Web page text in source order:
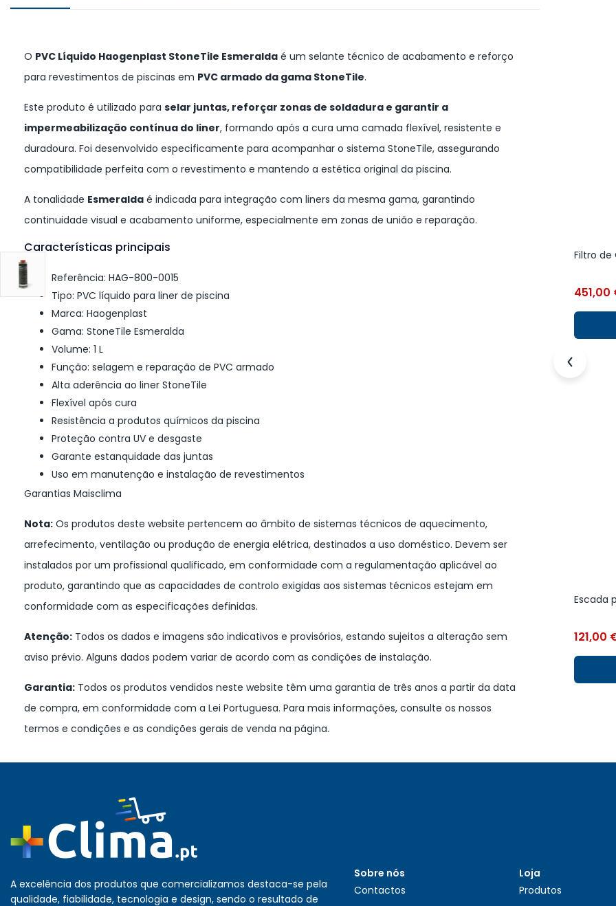
O PVC Líquido Haogenplast StoneTile Esmeralda é um selante técnico de acabamento e reforço
para revestimentos de piscinas em PVC armado da gama StoneTile.
Este produto é utilizado para selar juntas, reforçar zonas de soldadura e garantir a
impermeabilização contínua do liner, formando após a cura uma camada flexível, resistente e
duradoura. Foi desenvolvido especificamente para acompanhar o sistema StoneTile, assegurando
compatibilidade perfeita com o revestimento e mantendo a estética original da piscina.
A tonalidade Esmeralda é indicada para integração com liners da mesma gama, garantindo
continuidade visual e acabamento uniforme, especialmente em zonas de união e reparação.
Características principais
Referência: HAG-800-0015
Tipo: PVC líquido para liner de piscina
Marca: Haogenplast
Gama: StoneTile Esmeralda
Volume: 1 L
Função: selagem e reparação de PVC armado
Alta aderência ao liner StoneTile
Flexível após cura
Resistência a produtos químicos da piscina
Proteção contra UV e desgaste
Garante estanquidade das juntas
Uso em manutenção e instalação de revestimentos
Garantias Maisclima
Nota: Os produtos deste website pertencem ao âmbito de sistemas técnicos de aquecimento,
arrefecimento, ventilação ou produção de energia elétrica, destinados a uso doméstico. Devem ser
instalados por um profissional qualificado, em conformidade com a regulamentação aplicável ao
produto, garantindo que as capacidades de controlo exigidas aos sistemas técnicos estejam em
conformidade com as especificações definidas.
Atenção: Todos os dados e imagens são indicativos e provisórios, estando sujeitos a alteração sem
aviso prévio. Alguns dados podem variar de acordo com as condições de instalação.
Garantia: Todos os produtos vendidos neste website têm uma garantia de três anos a partir da data
de compra, em conformidade com a Lei Portuguesa. Para mais informações, consulte os nossos
termos e condições e as condições gerais de venda na página.
Filtro de
451,00
Escada
121,00
A excelência dos produtos que comercializamos destaca-se pela
qualidade, fiabilidade, tecnologia e design, sendo o resultado de
Sobre nós
Contactos
Loja
Produtos